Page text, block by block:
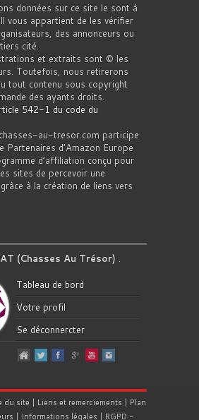
données sur ce site le sont à
vous appartient de les vérifier
des annonceurs ou
cité.
et extraits sont © les
Toutefois, nous retirerons
tout contenu sous copyright
des ayants droits.
542-1 du code du
au-tresor.com participe
Partenaires d’Amazon Europe
d’affiliation conçu pour
sites de percevoir une
à la création de liens vers
(Chasses Au Trésor) .
Tableau de bord
Votre profil
Se déconnercter
du site | Liens et remerciements | Plan
| Informations légales | RGPD -